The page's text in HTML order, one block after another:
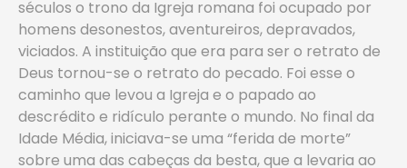
séculos o trono da Igreja romana foi ocupado por
homens desonestos, aventureiros, depravados,
viciados. A instituição que era para ser o retrato de
Deus tornou-se o retrato do pecado. Foi esse o
caminho que levou a Igreja e o papado ao
descrédito e ridículo perante o mundo. No final da
Idade Média, iniciava-se uma “ferida de morte”
sobre uma das cabeças da besta, que a levaria ao